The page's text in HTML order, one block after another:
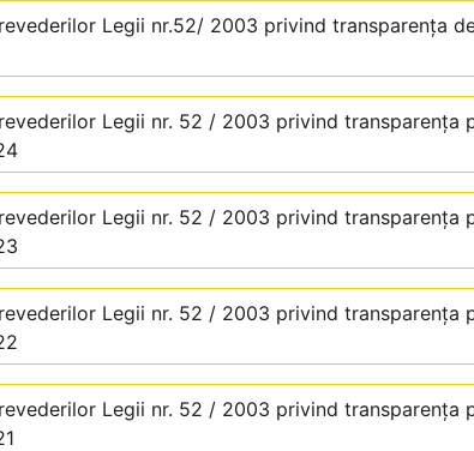
Legii nr.52/ 2003 privind transparenţa
Legii nr. 52 / 2003 privind transparenţa
Legii nr. 52 / 2003 privind transparenţa
Legii nr. 52 / 2003 privind transparenţa
Legii nr. 52 / 2003 privind transparenţa